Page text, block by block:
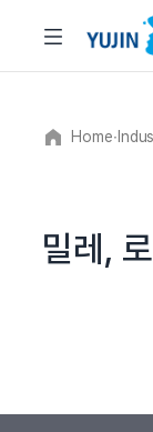
Home∙
밀레,